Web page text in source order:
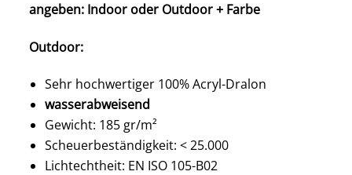
angeben: Indoor oder Outdoor + Farbe
Outdoor:
Sehr hochwertiger 100% Acryl-Dralon
wasserabweisend
Gewicht: 185 gr/m²
Scheuerbeständigkeit: < 25.000
Lichtechtheit: EN ISO 105-B02